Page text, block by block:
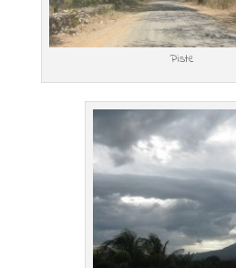
Piste